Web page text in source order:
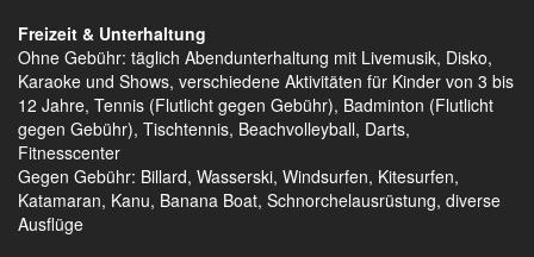
Freizeit & Unterhaltung
Ohne Gebühr: täglich Abendunterhaltung mit Livemusik, Disko,
Karaoke und Shows, verschiedene Aktivitäten für Kinder von 3 bis
12 Jahre, Tennis (Flutlicht gegen Gebühr), Badminton (Flutlicht
gegen Gebühr), Tischtennis, Beachvolleyball, Darts,
Fitnesscenter
Gegen Gebühr: Billard, Wasserski, Windsurfen, Kitesurfen,
Katamaran, Kanu, Banana Boat, Schnorchelausrüstung, diverse
Ausflüge